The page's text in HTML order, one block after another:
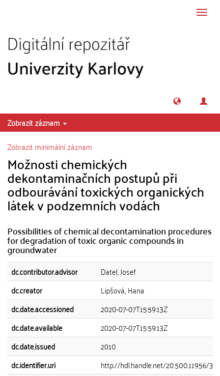
Zobrazit záznam
Zobrazit minimální záznam
Možnosti chemických
dekontaminačních postupů při
odbourávání toxických organických
látek v podzemních vodách
Possibilities of chemical decontamination procedures
for degradation of toxic organic compounds in
groundwater
dc.contributor.advisor
Datel, Josef
dc.creator
Lipšová, Hana
dc.date.accessioned
2020-07-07T15:59:13Z
dc.date.available
2020-07-07T15:59:13Z
dc.date.issued
2010
dc.identifier.uri
http://hdl.handle.net/20.500.11956/